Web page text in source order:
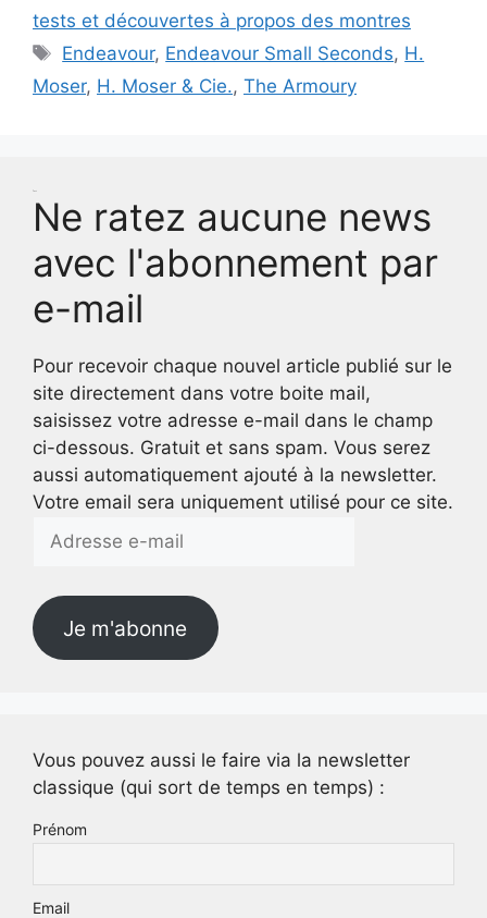
tests et découvertes à propos des montres
Étiquettes
Endeavour, Endeavour Small Seconds, H.
Moser, H. Moser & Cie., The Armoury
Ne ratez aucune news
avec l'abonnement par
e-mail
Pour recevoir chaque nouvel article publié sur le
site directement dans votre boite mail,
saisissez votre adresse e-mail dans le champ
ci-dessous. Gratuit et sans spam. Vous serez
aussi automatiquement ajouté à la newsletter.
Votre email sera uniquement utilisé pour ce site.
Adresse
Je m'abonne
Vous pouvez aussi le faire via la newsletter
classique (qui sort de temps en temps) :
Prénom
Email